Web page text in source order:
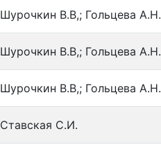
Шурочкин В.В,; Гольцева А.Н.
Шурочкин В.В,; Гольцева А.Н.
Шурочкин В.В,; Гольцева А.Н.
Ставская С.И.